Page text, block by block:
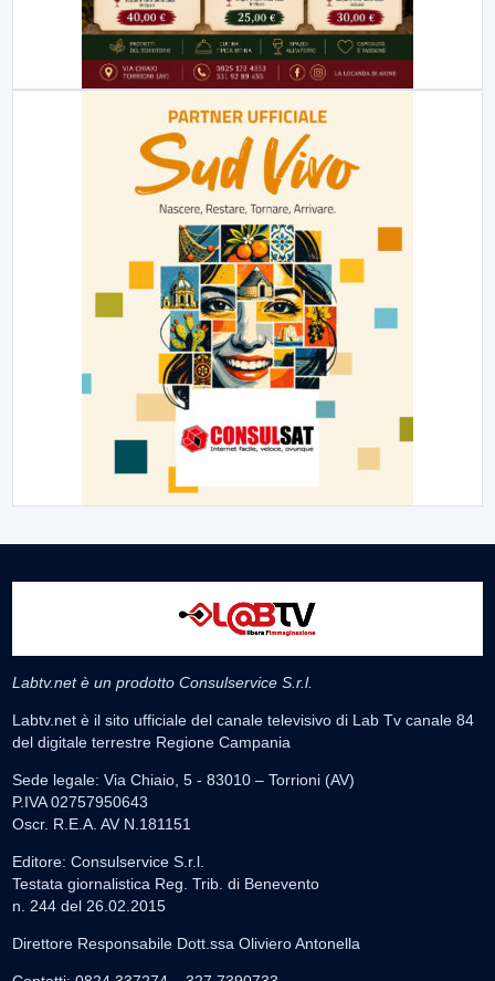
Labtv.net è un prodotto Consulservice S.r.l.
Labtv.net è il sito ufficiale del canale televisivo di Lab Tv canale 84
del digitale terrestre Regione Campania
Sede legale: Via Chiaio, 5 - 83010 – Torrioni (AV)
P.IVA 02757950643
Oscr. R.E.A. AV N.181151
Editore: Consulservice S.r.l.
Testata giornalistica Reg. Trib. di Benevento
n. 244 del 26.02.2015
Direttore Responsabile Dott.ssa Oliviero Antonella